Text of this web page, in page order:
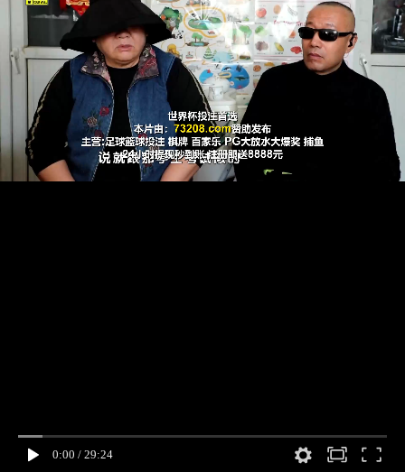
0:00 / 29:24